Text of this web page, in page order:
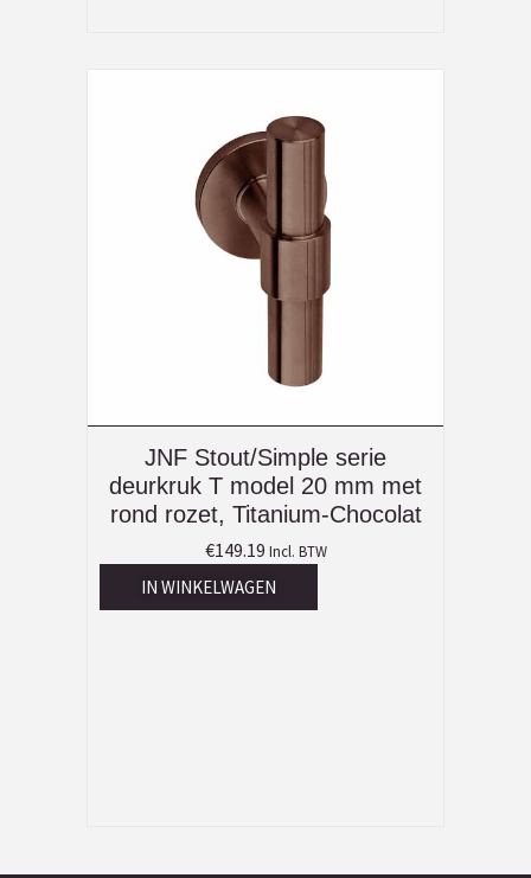
JNF Stout/Simple serie
deurkruk T model 20 mm met
rond rozet, Titanium-Chocolat
€149.19 Incl. BTW
IN WINKELWAGEN